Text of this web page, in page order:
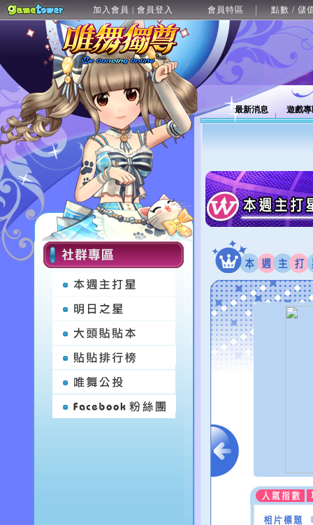
加入會員 | 會員登入 會員特區 點數 / 儲
最新消息 遊戲